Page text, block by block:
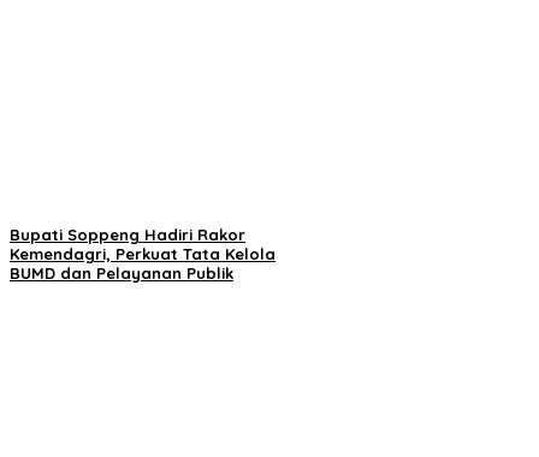
Bupati Soppeng Hadiri Rakor
Kemendagri, Perkuat Tata Kelola
BUMD dan Pelayanan Publik